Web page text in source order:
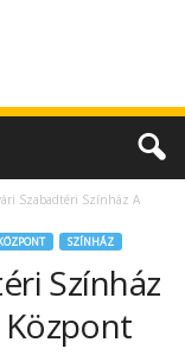
Szabadtéri Színház A
SZÍNHÁZ
Színház